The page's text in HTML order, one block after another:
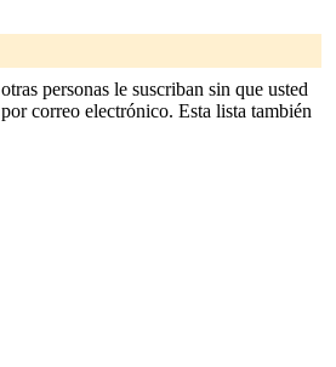
personas le suscriban sin que usted
correo electrónico. Esta lista también